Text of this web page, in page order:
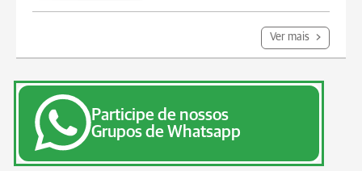
Ver mais
Participe de nossos
Grupos de Whatsapp